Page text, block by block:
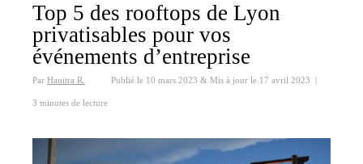
Top 5 des rooftops de Lyon
privatisables pour vos
événements d’entreprise
Par Hanitra R. Publié le 10 mars 2023 & Mis à jour le 17 avril 2023 |
3 minutes de lecture